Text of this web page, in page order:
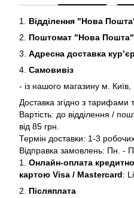
1. Відділення "Нова
2. Поштомат "Нова Пошта"
3. Адресна доставка
4. Самовивіз
- із нашого магазину м. Київ,
Доставка згідно з тарифами
Вартість: до відділення /
від 85 грн.
Термін доставки: 1-3 робочих
Відправка замовлень: Пн. -
1. Онлайн-оплата
картою Visa / Mastercard:
2. Післяплата